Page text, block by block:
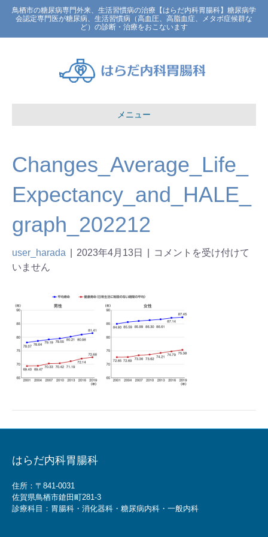
鳥栖市の糖尿病専門外来、生活習慣病の治療【はらだ内科胃腸科】糖尿病学
会認定専門医が糖尿病、生活習慣病（高血圧、高脂血症、メタボ症候群な
ど）の診断・治療をおこないます
メニュー
Changes_Average_Life_
Expectancy_and_HALE_
graph_202212
user_harada 2023年4月13日
コメントを受け付けて
いません
はらだ内科胃腸科
住所：〒841-0031
佐賀県鳥栖市鎗田町281-3
診療科目：胃腸科・消化器科・糖尿病内科・一般内科